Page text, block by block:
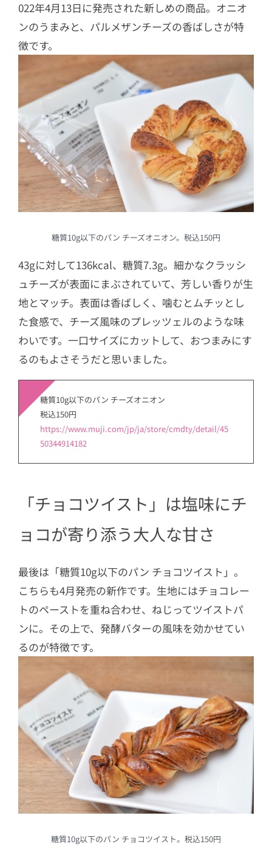
022年4月13日に発売された新しめの商品。オニオ
ンのうまみと、パルメザンチーズの香ばしさが特
徴です。
糖質10g以下のパン チーズオニオン。税込150円
43gに対して136kcal、糖質7.3g。細かなクラッシ
ュチーズが表面にまぶされていて、芳しい香りが生
地とマッチ。表面は香ばしく、噛むとムチッとし
た食感で、チーズ風味のプレッツェルのような味
わいです。一口サイズにカットして、おつまみにす
るのもよさそうだと思いました。
糖質10g以下のパン チーズオニオン
税込150円
https://www.muji.com/jp/ja/store/cmdty/detail/45
50344914182
「チョコツイスト」は塩味にチ
ョコが寄り添う大人な甘さ
最後は「糖質10g以下のパン チョコツイスト」。
こちらも4月発売の新作です。生地にはチョコレー
トのペーストを重ね合わせ、ねじってツイストパ
ンに。その上で、発酵バターの風味を効かせてい
るのが特徴です。
糖質10g以下のパン チョコツイスト。税込150円